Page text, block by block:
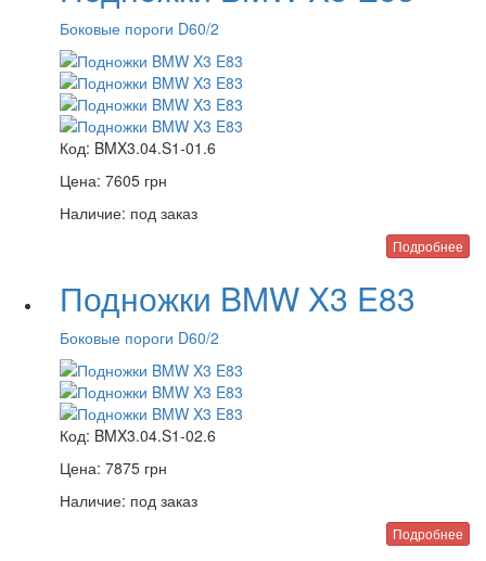
Боковые пороги D60/2
Код: BMX3.04.S1-01.6
Цена: 7605 грн
Наличие: под заказ
Подробнее
Подножки BMW X3 E83
Боковые пороги D60/2
Код: BMX3.04.S1-02.6
Цена: 7875 грн
Наличие: под заказ
Подробнее